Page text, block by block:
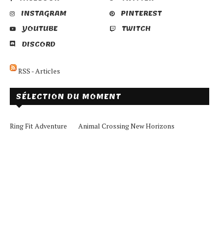
INSTAGRAM
PINTEREST
YOUTUBE
TWITCH
DISCORD
RSS - Articles
SÉLECTION DU MOMENT
Ring Fit Adventure Animal Crossing New Horizons